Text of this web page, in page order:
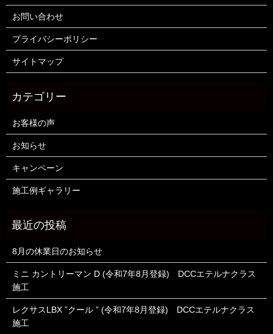
お問い合わせ
プライバシーポリシー
サイトマップ
お客様の声
お知らせ
キャンペーン
施工例ギャラリー
8月の休業日のお知らせ
ミニ カントリーマン D (令和7年8月登録) DCCエテルナクラス
施工
レクサスLBX ”クール ” (令和7年8月登録) DCCエテルナクラス
施工